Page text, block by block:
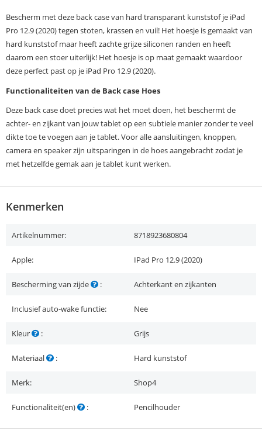
Bescherm met deze back case van hard transparant kunststof je iPad
Pro 12.9 (2020) tegen stoten, krassen en vuil! Het hoesje is gemaakt van
hard kunststof maar heeft zachte grijze siliconen randen en heeft
daarom een stoer uiterlijk! Het hoesje is op maat gemaakt waardoor
deze perfect past op je iPad Pro 12.9 (2020).
Functionaliteiten van de Back case Hoes
Deze back case doet precies wat het moet doen, het beschermt de
achter- en zijkant van jouw tablet op een subtiele manier zonder te veel
dikte toe te voegen aan je tablet. Voor alle aansluitingen, knoppen,
camera en speaker zijn uitsparingen in de hoes aangebracht zodat je
met hetzelfde gemak aan je tablet kunt werken.
Kenmerken
Artikelnummer: 8718923680804
Apple: IPad Pro 12.9 (2020)
Bescherming van zijde : Achterkant en zijkanten
Inclusief auto-wake functie: Nee
Kleur : Grijs
Materiaal : Hard kunststof
Merk: Shop4
Functionaliteit(en) : Pencilhouder